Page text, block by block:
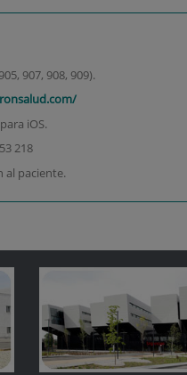
907, 908, 909).
iOS.
218
al paciente.